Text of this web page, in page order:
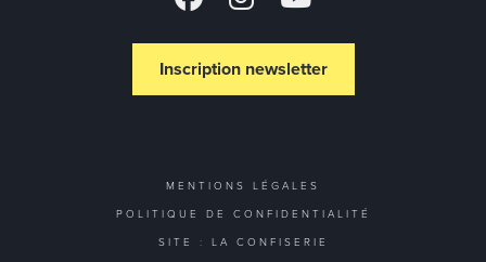
Inscription newsletter
MENTIONS LÉGALES
POLITIQUE DE CONFIDENTIALITÉ
SITE : LA CONFISERIE